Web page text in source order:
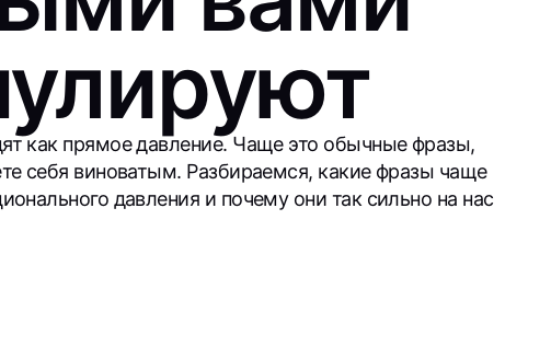
как прямое давление. Чаще это обычные фразы,
себя виноватым. Разбираемся, какие фразы чаще
давления и почему они так сильно на нас